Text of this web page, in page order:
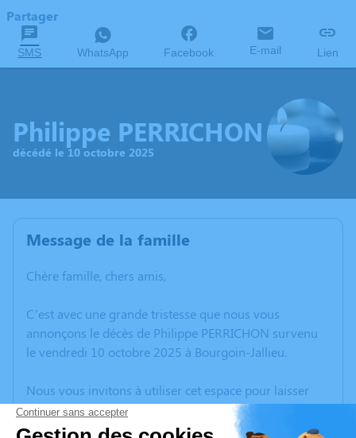
Partager
SMS WhatsApp Facebook E-mail Lien
Philippe PERRICHON
décédé le 10 octobre 2025
Message de la famille
Chère famille, chers amis,
C’est avec une grande tristesse que nous vous
annonçons le décès de Philippe PERRICHON survenu
le vendredi 10 octobre 2025 à Bourgoin-Jallieu.
Nous vous invitons à utiliser cet espace pour laisser
vos condoléances, partager des photos souvenirs, une
anecdote ou exprimer vos pensées à travers des